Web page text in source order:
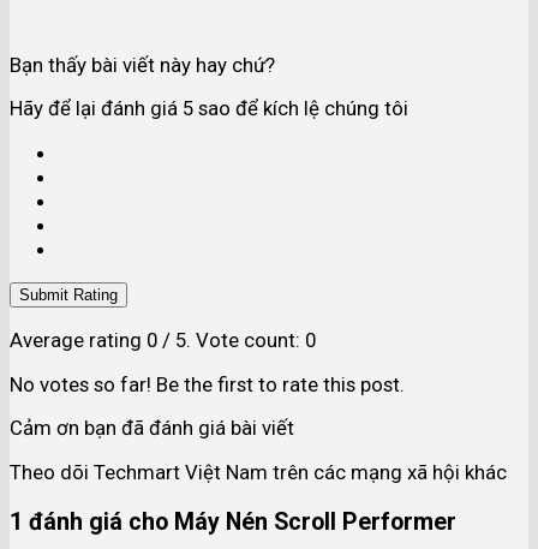
Bạn thấy bài viết này hay chứ?
Hãy để lại đánh giá 5 sao để kích lệ chúng tôi
Submit Rating
Average rating 0 / 5. Vote count: 0
No votes so far! Be the first to rate this post.
Cảm ơn bạn đã đánh giá bài viết
Theo dõi Techmart Việt Nam trên các mạng xã hội khác
1 đánh giá cho Máy Nén Scroll Performer